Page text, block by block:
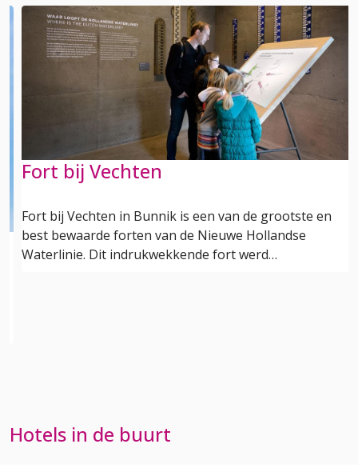
Fort bij Vechten
Fort bij Vechten in Bunnik is een van de grootste en
best bewaarde forten van de Nieuwe Hollandse
Waterlinie. Dit indrukwekkende fort werd…
Hotels in de buurt